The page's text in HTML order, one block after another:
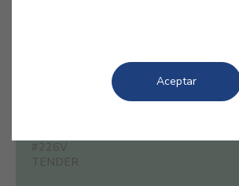
Disfruta de la naturaleza en tu
empolvados… ¡Combina
sentirte inmerso en un bosque de
#226V
TENDER
Aceptar